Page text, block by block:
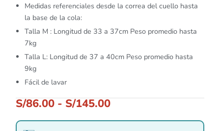
Medidas referenciales desde la correa del cuello hasta
la base de la cola:
Talla M : Longitud de 33 a 37cm Peso promedio hasta
7kg
Talla L: Longitud de 37 a 40cm Peso promedio hasta
9kg
Fácil de lavar
S/86.00 - S/145.00